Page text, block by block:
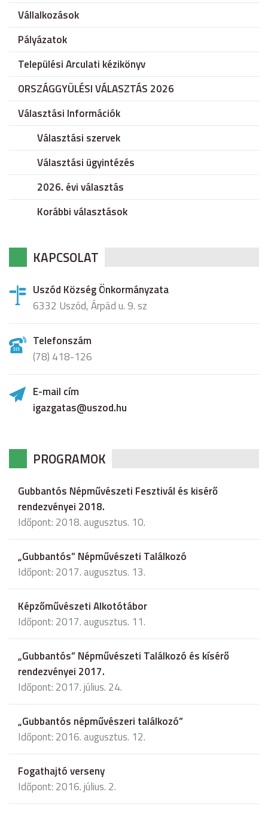
Vállalkozások
Pályázatok
Települési Arculati kézikönyv
ORSZÁGGYÜLÉSI VÁLASZTÁS 2026
Választási Információk
Választási szervek
Választási ügyintézés
2026. évi választás
Korábbi választások
KAPCSOLAT
Uszód Község Önkormányzata
6332 Uszód, Árpád u. 9. sz
Telefonszám
(78) 418-126
E-mail cím
igazgatas@uszod.hu
PROGRAMOK
Gubbantós Népművészeti Fesztivál és kisérő
rendezvényei 2018.
Időpont: 2018. augusztus. 10.
„Gubbantós” Népművészeti Találkozó
Időpont: 2017. augusztus. 13.
Képzőművészeti Alkotótábor
Időpont: 2017. augusztus. 11.
„Gubbantós” Népművészeti Találkozó és kísérő
rendezvényei 2017.
Időpont: 2017. július. 24.
„Gubbantós népművészeri találkozó”
Időpont: 2016. augusztus. 12.
Fogathajtó verseny
Időpont: 2016. július. 2.